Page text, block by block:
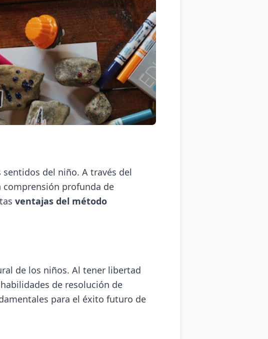
del niño. A través del
profunda de
ventajas del método
de los niños. Al tener libertad
de resolución de
para el éxito futuro de